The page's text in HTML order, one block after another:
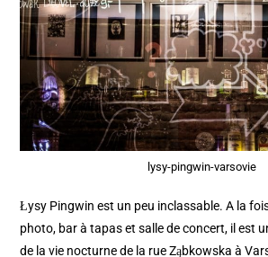
lysy-pingwin-varsovie
Łysy Pingwin est un peu inclassable. A la
photo, bar à tapas et salle de concert, il est
de la vie nocturne de la rue Ząbkowska à